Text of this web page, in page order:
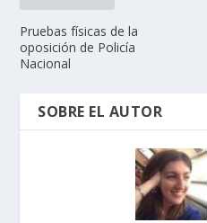
Pruebas físicas de la
oposición de Policía
Nacional
SOBRE EL AUTOR